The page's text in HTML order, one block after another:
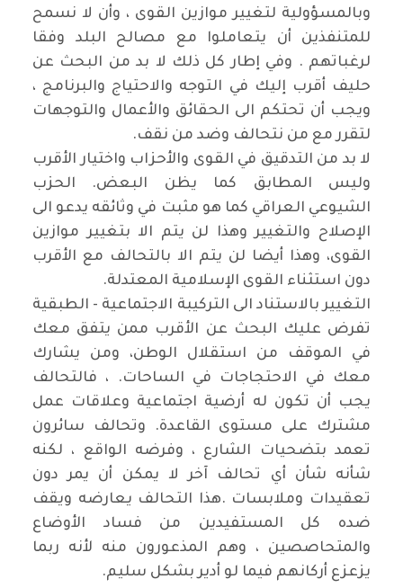
وبالمسؤولية لتغيير موازين القوى ، وأن لا نسمح
للمتنفذين أن يتعاملوا مع مصالح البلد وفقا
لرغباتهم . وفي إطار كل ذلك لا بد من البحث عن
حليف أقرب إليك في التوجه والاحتياج والبرنامج ،
ويجب أن تحتكم الى الحقائق والأعمال والتوجهات
لتقرر مع من نتحالف وضد من نقف.
لا بد من التدقيق في القوى والأحزاب واختيار الأقرب
وليس المطابق كما يظن البعض. الحزب
الشيوعي العراقي كما هو مثبت في وثائقه يدعو الى
الإصلاح والتغيير وهذا لن يتم الا بتغيير موازين
القوى، وهذا أيضا لن يتم الا بالتحالف مع الأقرب
دون استثناء القوى الإسلامية المعتدلة.
التغيير بالاستناد الى التركيبة الاجتماعية - الطبقية
تفرض عليك البحث عن الأقرب ممن يتفق معك
في الموقف من استقلال الوطن، ومن يشارك
معك في الاحتجاجات في الساحات. ، فالتحالف
يجب أن تكون له أرضية اجتماعية وعلاقات عمل
مشترك على مستوى القاعدة. وتحالف سائرون
تعمد بتضحيات الشارع ، وفرضه الواقع ، لكنه
شأنه شأن أي تحالف آخر لا يمكن أن يمر دون
تعقيدات وملابسات .هذا التحالف يعارضه ويقف
ضده كل المستفيدين من فساد الأوضاع
والمتحاصصين ، وهم المذعورون منه لأنه ربما
يزعزع أركانهم فيما لو أدير بشكل سليم.